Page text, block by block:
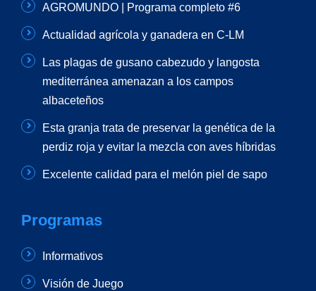
AGROMUNDO | Programa completo #6
Actualidad agrícola y ganadera en C-LM
Las plagas de gusano cabezudo y langosta
mediterránea amenazan a los campos
albaceteños
Esta granja trata de preservar la genética de la
perdiz roja y evitar la mezcla con aves híbridas
Excelente calidad para el melón piel de sapo
Programas
Informativos
Visión de Juego